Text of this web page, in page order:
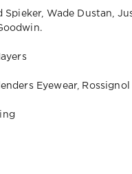
Spieker, Wade Dustan,
Eyewear,